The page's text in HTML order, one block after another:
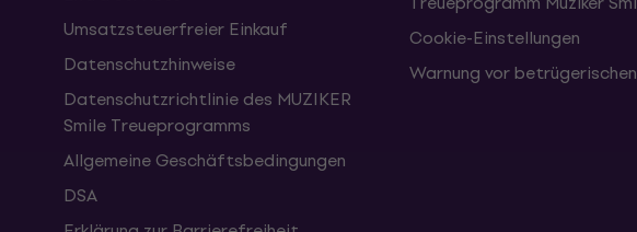
Umsatzsteuerfreier Einkauf
Datenschutzhinweise
Datenschutzrichtlinie des MUZIKER
Smile Treueprogramms
Allgemeine Geschäftsbedingungen
DSA
Cookie-Einstellungen
Warnung vor